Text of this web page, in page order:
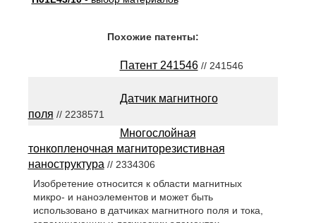
Похожие патенты:
Патент 241546// 241546
Датчик магнитного
поля // 2238571
Многослойная
тонкопленочная магниторезистивная
наноструктура // 2334306
Изобретение относится к области магнитных
микро- и наноэлементов и может быть
использовано в датчиках магнитного поля и тока,